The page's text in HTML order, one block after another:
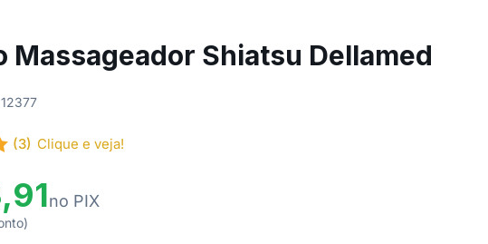
Massageador Shiatsu Dellamed
(3) Clique e veja!
no PIX